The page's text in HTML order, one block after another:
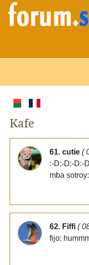
Kafe
61. cutie (
:-D:-D:-D:-
mba
62. Fiffi (
fijo: